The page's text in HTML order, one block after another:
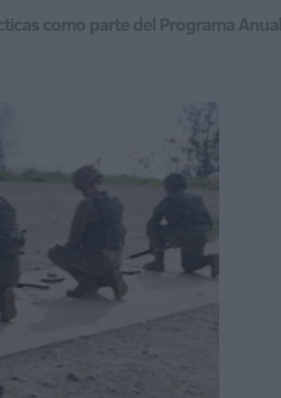
como parte del Programa